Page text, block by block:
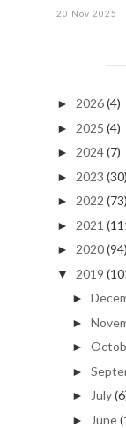
20 Nov 2025
► 2026(4)
► 2025 (4)
► 2024(7)
► 2023 (30)
► 2022 (73)
► 2021
► 2020(94)
▼ 2019
►
►
►
►
► July
► June